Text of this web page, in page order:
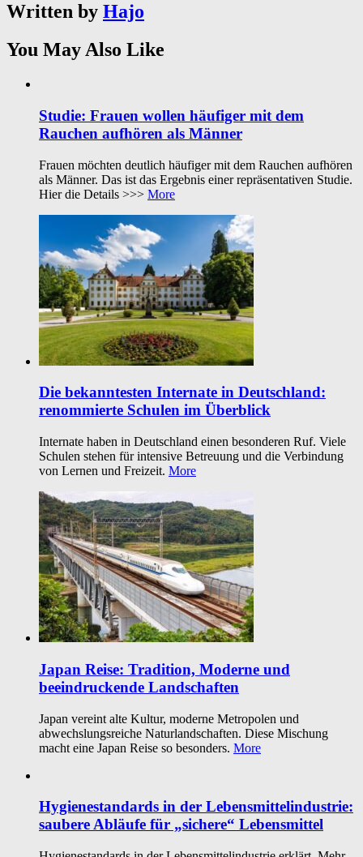
Written by Hajo
You May Also Like
Studie: Frauen wollen häufiger mit dem
Rauchen aufhören als Männer
Frauen möchten deutlich häufiger mit dem Rauchen aufhören
als Männer. Das ist das Ergebnis einer repräsentativen Studie.
Hier die Details >>> More
Die bekanntesten Internate in Deutschland:
renommierte Schulen im Überblick
Internate haben in Deutschland einen besonderen Ruf. Viele
Schulen stehen für intensive Betreuung und die Verbindung
von Lernen und Freizeit. More
Japan Reise: Tradition, Moderne und
beeindruckende Landschaften
Japan vereint alte Kultur, moderne Metropolen und
abwechslungsreiche Naturlandschaften. Diese Mischung
macht eine Japan Reise so besonders. More
Hygienestandards in der Lebensmittelindustrie:
saubere Abläufe für „sichere“ Lebensmittel